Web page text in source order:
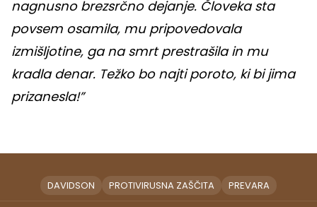
nagnusno brezsrčno dejanje. Človeka sta
povsem osamila, mu pripovedovala
izmišljotine, ga na smrt prestrašila in mu
kradla denar. Težko bo najti poroto, ki bi jima
prizanesla!”
DAVIDSON PROTIVIRUSNA ZAŠČITA PREVARA